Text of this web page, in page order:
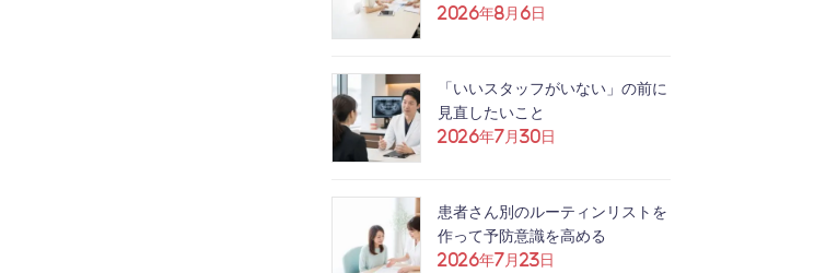
2026年8月6日
「いいスタッフがいない」の前に
見直したいこと
2026年7月30日
患者さん別のルーティンリストを
作って予防意識を高める
2026年7月23日